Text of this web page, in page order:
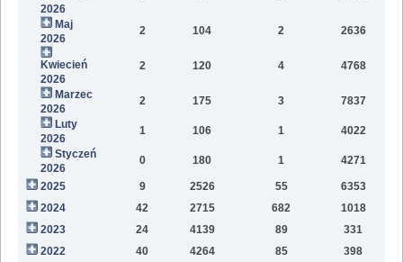
2026
Maj
2026
2 104 2 2636
Kwiecień
2026
2 120 4 4768
Marzec
2026
2 175 3 7837
Luty
2026
1 106 1 4022
Styczeń
2026
0 180 1 4271
2025 9 2526 55 6353
2024
42 2715 682 1018
2023
24 4139 89 331
2022
40 4264 85 398